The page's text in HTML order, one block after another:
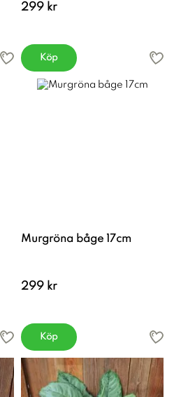
299 kr
Köp
Murgröna båge 17cm
299 kr
Köp